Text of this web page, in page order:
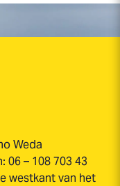
Weda
06 – 108 703 43
westkant van het